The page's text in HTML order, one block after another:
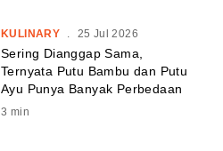
KULINARY 25 Jul 2026
Sering Dianggap Sama,
Ternyata Putu Bambu dan Putu
Ayu Punya Banyak Perbedaan
3 min